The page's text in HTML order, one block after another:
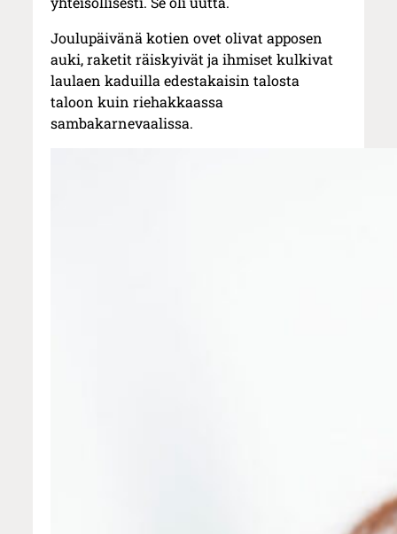
Joulupäivänä kotien ovet olivat apposen
auki, raketit räiskyivät ja ihmiset kulkivat
laulaen kaduilla edestakaisin talosta
taloon kuin riehakkaassa
sambakarnevaalissa.